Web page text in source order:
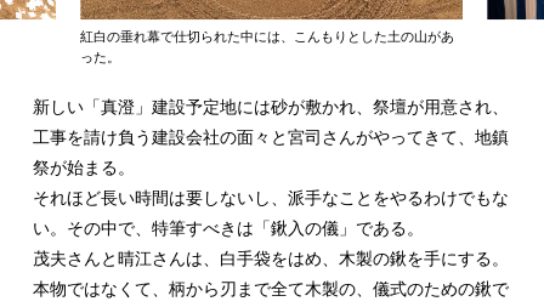
紅白の垂れ幕で仕切られた中には、こんもりとした土の山があ
った。
新しい「真澄」建設予定地には砂が敷かれ、祭壇が用意され、
工事を請け負う建設会社の面々と宮司さんがやってきて、地鎮
祭が始まる。
それほど長い時間は要しないし、派手なことをやるわけでもな
い。その中で、特筆すべきは「鍬入の儀」である。
茂夫さんと晴江さんは、白手袋をはめ、木製の鍬を手にする。
本物ではなくて、柄から刃まで全て木製の、儀式のための鍬で